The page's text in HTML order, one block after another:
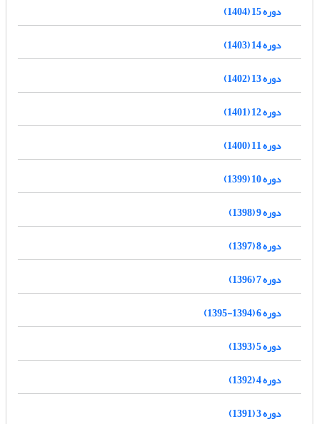
دوره 15 (1404)
دوره 14 (1403)
دوره 13 (1402)
دوره 12 (1401)
دوره 11 (1400)
دوره 10 (1399)
دوره 9 (1398)
دوره 8 (1397)
دوره 7 (1396)
دوره 6 (1394-1395)
دوره 5 (1393)
دوره 4 (1392)
دوره 3 (1391)